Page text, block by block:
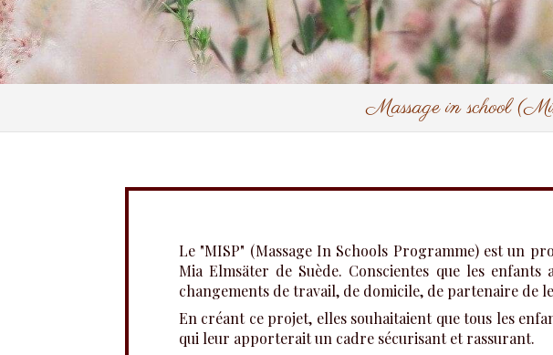
Massage in school
Le "MISP" (Massage In Schools Programme) est un
Mia Elmsäter de Suède. Conscientes que les
changements de travail, de domicile, de partenaire de
En créant ce projet, elles souhaitaient que tous les
qui leur apporterait un cadre sécurisant et rassurant.